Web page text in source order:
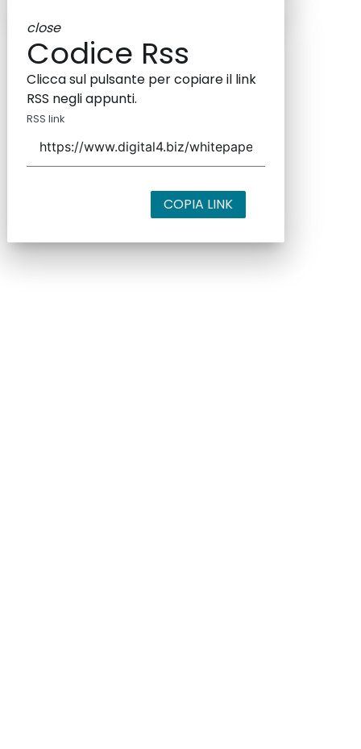
close
Codice Rss
Clicca sul pulsante per copiare il link
RSS negli appunti.
RSS link
COPIA LINK